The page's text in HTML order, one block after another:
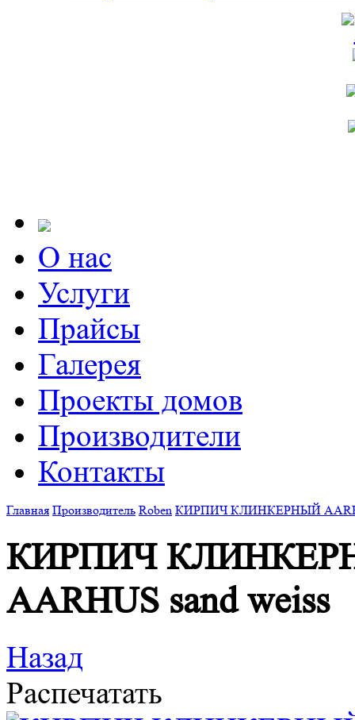
О нас
Услуги
Прайсы
Галерея
Проекты домов
Производители
Контакты
Главная Производитель Roben КИРПИЧ КЛИНКЕРНЫЙ
КИРПИЧ
AARHUS sand weiss
Назад
Распечатать